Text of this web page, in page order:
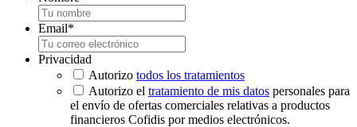
Email*
Privacidad
Autorizo todos los tratamientos
Autorizo el tratamiento de mis datos personales para
el envío de ofertas comerciales relativas a productos
financieros Cofidis por medios electrónicos.